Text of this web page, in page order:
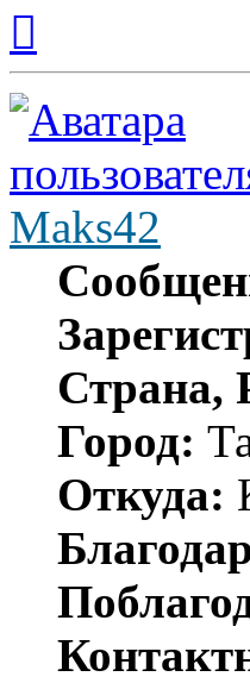
началу
Maks42
Страна,
Город:
Откуда: